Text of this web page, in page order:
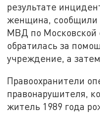
результате
женщина, сообщили
МВД по Московской
обратилась за
учреждение, а
Правоохранители
правонарушителя,
житель 1989 года